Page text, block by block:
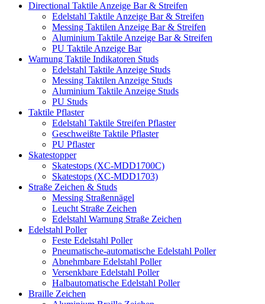
Directional Taktile Anzeige Bar & Streifen
Edelstahl Taktile Anzeige Bar & Streifen
Messing Taktilen Anzeige Bar & Streifen
Aluminium Taktile Anzeige Bar & Streifen
PU Taktile Anzeige Bar
Warnung Taktile Indikatoren Studs
Edelstahl Taktile Anzeige Studs
Messing Taktilen Anzeige Studs
Aluminium Taktile Anzeige Studs
PU Studs
Taktile Pflaster
Edelstahl Taktile Streifen Pflaster
Geschweißte Taktile Pflaster
PU Pflaster
Skatestopper
Skatestops (XC-MDD1700C)
Skatestops (XC-MDD1703)
Straße Zeichen & Studs
Messing Straßennägel
Leucht Straße Zeichen
Edelstahl Warnung Straße Zeichen
Edelstahl Poller
Feste Edelstahl Poller
Pneumatische-automatische Edelstahl Poller
Abnehmbare Edelstahl Poller
Versenkbare Edelstahl Poller
Halbautomatische Edelstahl Poller
Braille Zeichen